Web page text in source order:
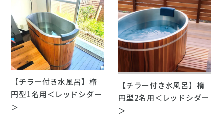
【チラー付き水風呂】楕
円型1名用＜レッドシダー
＞
【チラー付き水風呂】楕
円型2名用＜レッドシダー
＞